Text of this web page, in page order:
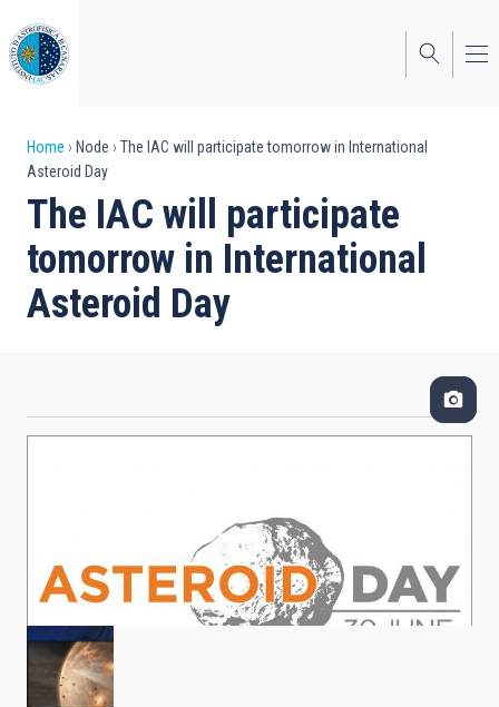
to
main
content
Breadcrumb
Home Node
The IAC will participate tomorrow in International
Asteroid Day
The IAC will participate
tomorrow in International
Asteroid Day